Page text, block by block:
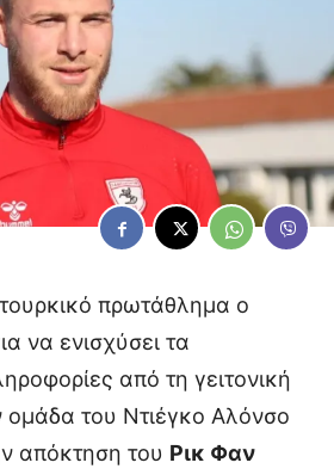
τουρκικό πρωτάθλημα ο
να ενισχύσει τα
από τη γειτονική
του Ντιέγκο Αλόνσο
απόκτηση του Ρικ Φαν